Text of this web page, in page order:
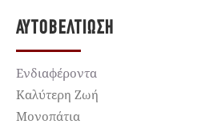
ΑΥΤΟΒΕΛΤΊΩΣΗ
Ενδιαφέροντα
Καλύτερη Ζωή
Μονοπάτια